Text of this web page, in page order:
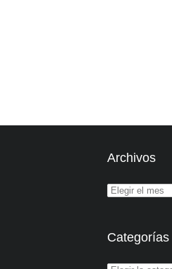
Archivos
Categorías